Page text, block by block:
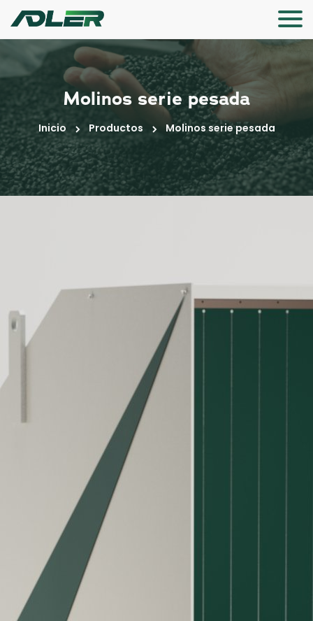
Molinos serie pesada
Inicio Productos Molinos serie pesada